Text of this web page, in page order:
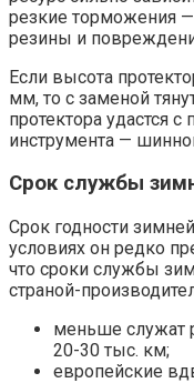
резкие торможения —
резины и
Если высота
мм, то с заменой
протектора удастся
инструмента —
Срок службы
Срок годности
условиях он редко
что сроки службы
страной-
меньше служат
20-30 тыс. км;
европейские